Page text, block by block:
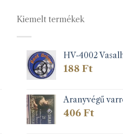
Kiemelt termékek
HV-4002
188Ft
Aranyvégű
406Ft